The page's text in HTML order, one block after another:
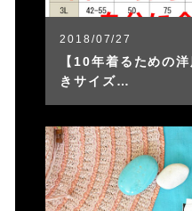
2018/07/27
【10年着るための
きサイズ…